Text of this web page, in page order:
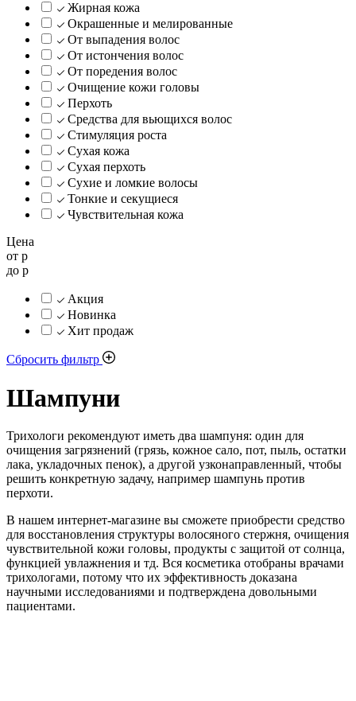
Жирная кожа
Окрашенные и мелированные
От выпадения волос
От истончения волос
От поредения волос
Очищение кожи головы
Перхоть
Средства для вьющихся волос
Стимуляция роста
Сухая кожа
Сухая перхоть
Сухие и ломкие волосы
Тонкие и секущиеся
Чувствительная кожа
Цена
от р
до р
Акция
Новинка
Хит продаж
Сбросить фильтр
Шампуни
Трихологи рекомендуют иметь два шампуня: один для
очищения загрязнений (грязь, кожное сало, пот, пыль, остатки
лака, укладочных пенок), а другой узконаправленный, чтобы
решить конкретную задачу, например шампунь против
перхоти.
В нашем интернет-магазине вы сможете приобрести средство
для восстановления структуры волосяного стержня, очищения
чувствительной кожи головы, продукты с защитой от солнца,
функцией увлажнения и тд. Вся косметика отобраны врачами
трихологами, потому что их эффективность доказана
научными исследованиями и подтверждена довольными
пациентами.